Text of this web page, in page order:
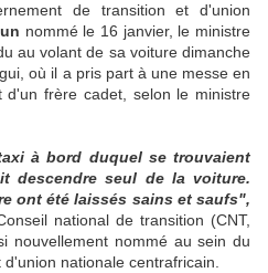
de transition et d'union
nommé le 16 janvier, le ministre
au volant de sa voiture dimanche
où il a pris part à une messe en
d'un frère cadet, selon le ministre
à bord duquel se trouvaient
descendre seul de la voiture.
ont été laissés sains et saufs",
national de transition (CNT,
nouvellement nommé au sein du
nationale centrafricain.